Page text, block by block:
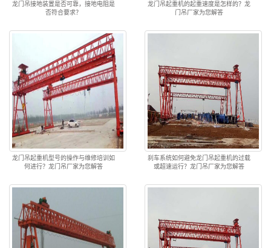
龙门吊接地装置是否可靠，接地电阻是
否符合要求？
龙门吊起重机的起重速度是怎样的？龙
门吊厂家为您解答
龙门吊起重机型号的操作与维修培训如
何进行？龙门吊厂家为您解答
刹车系统如何避免龙门吊起重机的过载
或超速运行？龙门吊厂家为您解答